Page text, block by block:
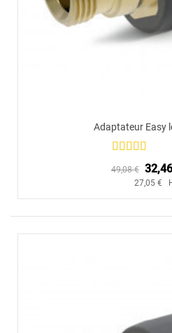
Adaptateur Easy
49,08 €
27,05 €